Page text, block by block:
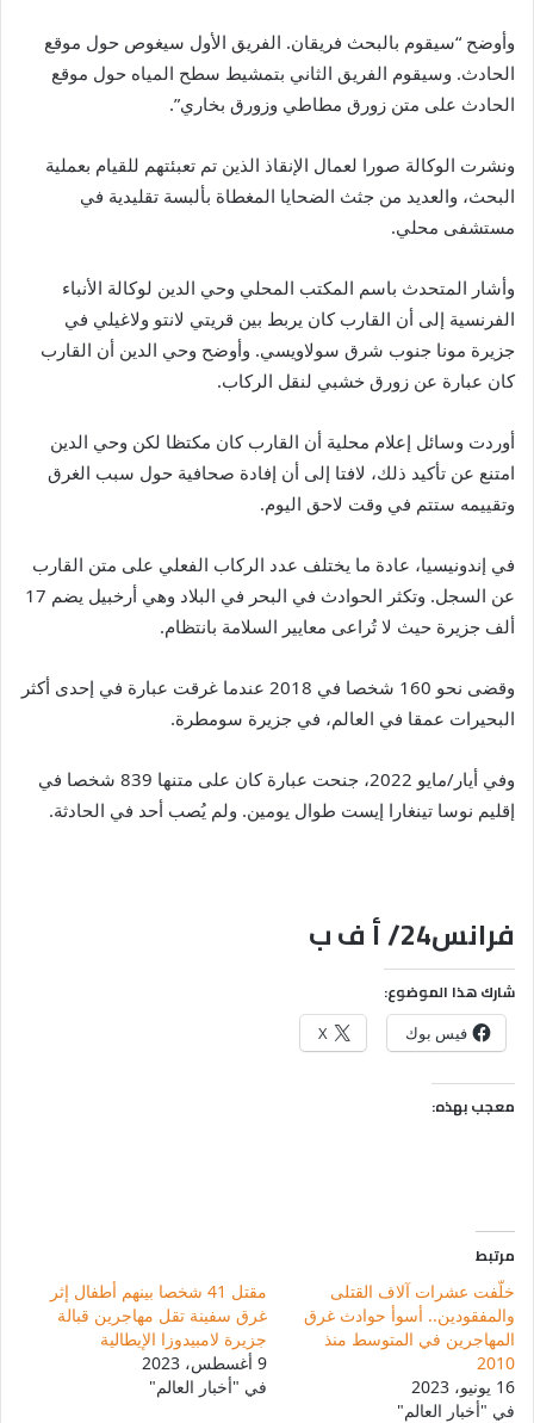
وأوضح “سيقوم بالبحث فريقان. الفريق الأول سيغوص حول موقع
الحادث. وسيقوم الفريق الثاني بتمشيط سطح المياه حول موقع
الحادث على متن زورق مطاطي وزورق بخاري”.
ونشرت الوكالة صورا لعمال الإنقاذ الذين تم تعبئتهم للقيام بعملية
البحث، والعديد من جثث الضحايا المغطاة بألبسة تقليدية في
مستشفى محلي.
وأشار المتحدث باسم المكتب المحلي وحي الدين لوكالة الأنباء
الفرنسية إلى أن القارب كان يربط بين قريتي لانتو ولاغيلي في
جزيرة مونا جنوب شرق سولاويسي. وأوضح وحي الدين أن القارب
كان عبارة عن زورق خشبي لنقل الركاب.
أوردت وسائل إعلام محلية أن القارب كان مكتظا لكن وحي الدين
امتنع عن تأكيد ذلك، لافتا إلى أن إفادة صحافية حول سبب الغرق
وتقييمه ستتم في وقت لاحق اليوم.
في إندونيسيا، عادة ما يختلف عدد الركاب الفعلي على متن القارب
عن السجل. وتكثر الحوادث في البحر في البلاد وهي أرخبيل يضم 17
ألف جزيرة حيث لا تُراعى معايير السلامة بانتظام.
وقضى نحو 160 شخصا في 2018 عندما غرقت عبارة في إحدى أكثر
البحيرات عمقا في العالم، في جزيرة سومطرة.
وفي أيار/مايو 2022، جنحت عبارة كان على متنها 839 شخصا في
إقليم نوسا تينغارا إيست طوال يومين. ولم يُصب أحد في الحادثة.
فرانس24/ أ ف ب
شارك هذا الموضوع:
فيس بوك X
معجب بهذه:
مرتبط
خلّفت عشرات آلاف القتلى
والمفقودين.. أسوأ حوادث غرق
المهاجرين في المتوسط منذ
2010
16 يونيو، 2023
في "أخبار العالم"
مقتل 41 شخصا بينهم أطفال إثر
غرق سفينة تقل مهاجرين قبالة
جزيرة لامبيدوزا الإيطالية
9 أغسطس، 2023
في "أخبار العالم"